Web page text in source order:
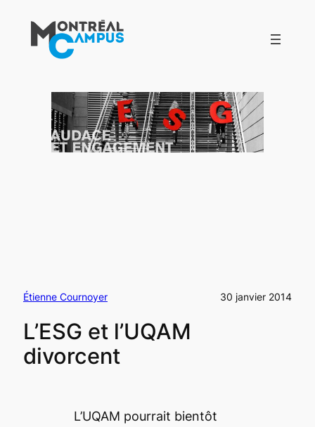
contenu
Étienne Cournoyer 30 janvier 2014
L’ESG et l’UQAM
divorcent
L’UQAM pourrait bientôt